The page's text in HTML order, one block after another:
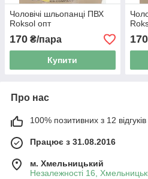
Чоловічі шльопанці ПВХ
Roksol опт
170 ₴/пара
Купити
170
Про нас
100% позитивних з 12 відгуків
Працює з 31.08.2016
м. Хмельницький
Незалежності 16,